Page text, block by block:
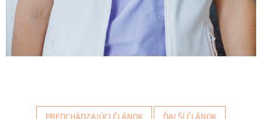
PREDCHÁDZAJÚCI ČLÁNOK ĎALŠÍ ČLÁNOK